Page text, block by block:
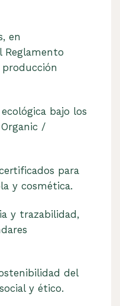
en
producción
bajo los
Organic /
para
y cosmética.
y trazabilidad,
del
y ético.